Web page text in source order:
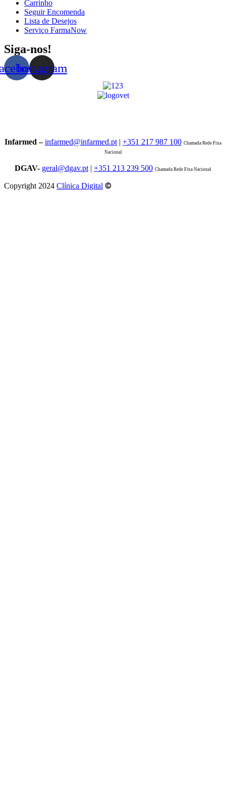
Carrinho
Seguir Encomenda
Lista de Desejos
Serviço FarmaNow
Siga-nos!
Instagram
Infarmed –infarmed@infarmed.pt | +351 217 987 100 Chamada Rede Fixa
Nacional
DGAV- geral@dgav.pt | +351 213 239 500 Chamada Rede Fixa Nacional
Copyright 2024 Clínica Digital ©